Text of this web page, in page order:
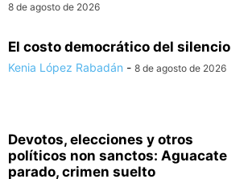
8 de agosto de 2026
El costo democrático del silencio
Kenia López Rabadán - 8 de agosto de 2026
Devotos, elecciones y otros
políticos non sanctos: Aguacate
parado, crimen suelto